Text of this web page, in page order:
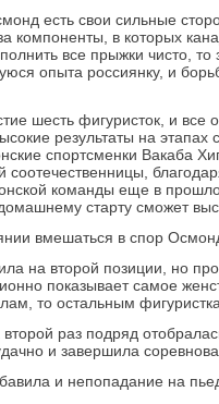
есть свои сильные
компоненты, в которых
все прыжки чисто, то
опыта россиянку, и
шесть фигуристок, и все
результаты на
спортсменки Вакаба
команды еще в
старту сможет
вмешаться в спор
на второй позиции, но
показывает самое
то остальным
раз подряд
и завершила
и непопадание на